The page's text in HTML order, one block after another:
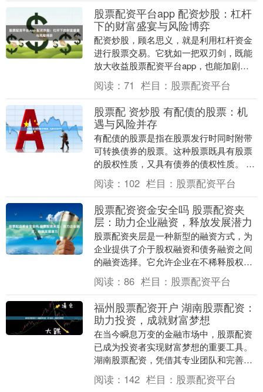
股票配资平台app 配资炒股：杠杆
下的财富盛宴与风险博弈
配资炒股，顾名思义，就是利用杠杆资金
进行股票交易。它犹如一把双刃剑，既能
放大收益股票配资平台app，也能加剧风
险。 * **杠杆效应：**配资平台提供杠杆，
让投....
阅读： 71 栏目： 股票配资平台
股票配 资炒股 有配债的股票：机
遇与风险并存
有配债的股票是指在股票发行时同时附带
可转换债券的股票。这种股票既具有股票
的股权性质，又具有债券的债权性质。 使
用股票配资网的主要优势之一是它可以放
大投资者的利润....
阅读： 102 栏目： 股票配资平台
股票配资资金安全吗 股票配资夹
层：助力企业融资，释放发展潜力
股票配资夹层是一种新型的融资方式，为
企业提供了介于股权融资和债务融资之间
的融资选择。它允许企业在不稀释股权的
情况下获得资金，同时又比债务融资具有
更低的利息成本。....
阅读： 86 栏目： 股票配资平台
福州股票配资开户 湖南股票配资：
助力投资，成就财富梦想
在当今瞬息万变的金融市场中，股票配资
已成为投资者实现财富梦想的重要工具。
湖南股票配资，凭借其专业团队和完善的
风险控制体系，为投资者提供安全可靠的
配资服务。 * ....
阅读： 142 栏目： 股票配资平台